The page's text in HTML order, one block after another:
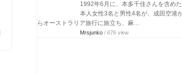
1992年6月に、本多千佳さんを含めた
本人女性3名と男性4名が、成田空港
らオーストラリア旅行に旅立ち、麻…
Mrsjunko / 676 view